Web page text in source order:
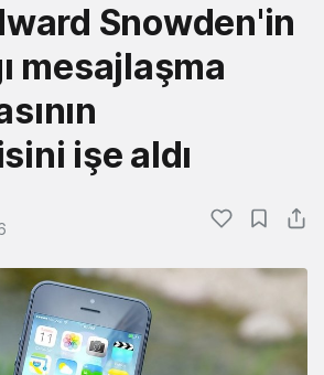
Snowden'in
mesajlaşma
işe aldı